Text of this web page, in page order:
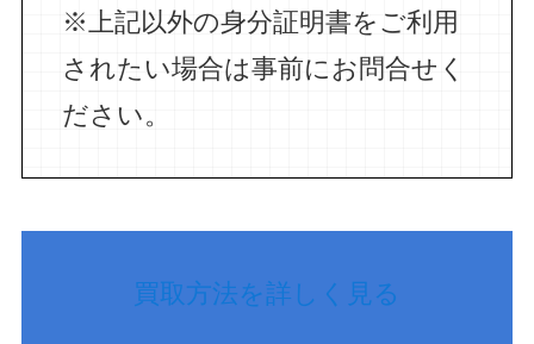
※上記以外の身分証明書をご利用
されたい場合は事前にお問合せく
ださい。
買取方法を詳しく見る